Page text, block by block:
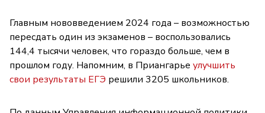
Главным нововведением 2024 года – возможностью
пересдать один из экзаменов – воспользовались
144,4 тысячи человек, что гораздо больше, чем в
прошлом году. Напомним, в Приангарье улучшить
свои результаты ЕГЭ решили 3205 школьников.